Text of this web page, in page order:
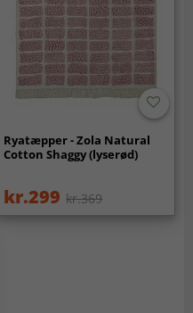
Ryatæpper - Zola Natural
Cotton Shaggy (lyserød)
kr.299 kr.369